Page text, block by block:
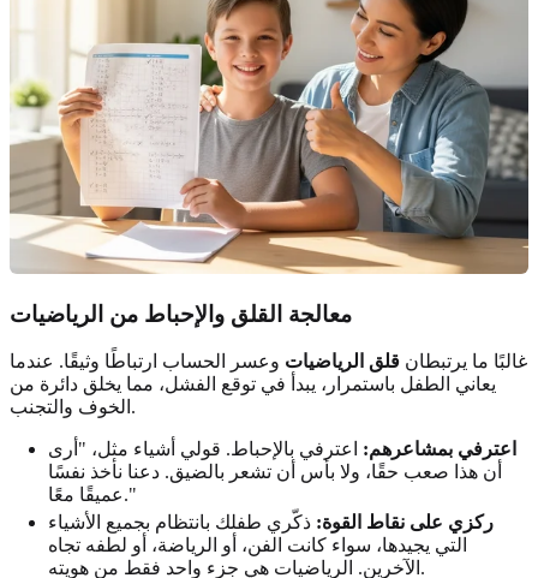
معالجة القلق والإحباط من الرياضيات
غالبًا ما يرتبطان قلق الرياضيات وعسر الحساب ارتباطًا وثيقًا. عندما
يعاني الطفل باستمرار، يبدأ في توقع الفشل، مما يخلق دائرة من
الخوف والتجنب.
اعترفي بمشاعرهم: اعترفي بالإحباط. قولي أشياء مثل، "أرى
أن هذا صعب حقًا، ولا بأس أن تشعر بالضيق. دعنا نأخذ نفسًا
عميقًا معًا."
ركزي على نقاط القوة: ذكّري طفلك بانتظام بجميع الأشياء
التي يجيدها، سواء كانت الفن، أو الرياضة، أو لطفه تجاه
الآخرين. الرياضيات هي جزء واحد فقط من هويته.